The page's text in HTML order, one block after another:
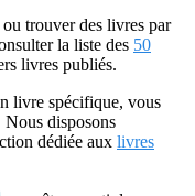
ou trouver des livres par
la liste des 50
livres publiés.
livre spécifique, vous
disposons
dédiée aux livres